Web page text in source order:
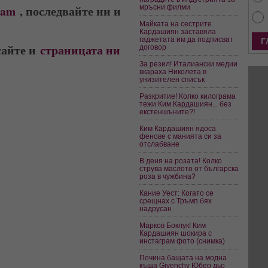
, последвайте ни и
и страницата ни
мръсни филми
Майката на сестрите
Кардашиян заставяла
гаджетата им да подписват
договор
За резил! Италиански медии
вкараха Николета в
унизителен списък
Разкритие! Колко килограма
тежи Ким Кардашиян... без
екстеншъните?!
Ким Кардашиян ядоса
фенове с манията си за
отслабване
В деня на розата! Колко
струва маслото от българска
роза в чужбина?
Кание Уест: Когато се
срещнах с Тръмп бях
надрусан
Марков Боклук! Ким
Кардашиян шокира с
инстаграм фото (снимка)
Почина бащата на модна
къща Givenchy Юбер дьо